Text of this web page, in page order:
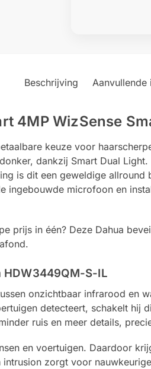
Beschrijving Aanvullende
4MP WizSense
keuze voor
dankzij Smart Dual
is dit een geweldige
ingebouwde microfoon en
prijs in één? Deze Dahua
HDW3449QM-S-IL
onzichtbaar infrarood en
detecteert, schakelt hij
ruis en meer details,
en voertuigen. Daardoor
zorgt voor